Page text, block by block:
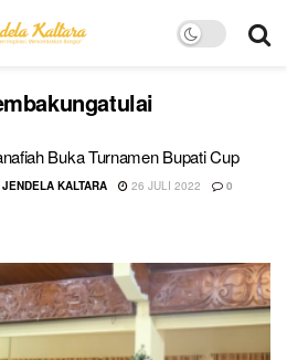
Buka Turnamen Bupati Cup
KALTARA 26 JULI 2022 0